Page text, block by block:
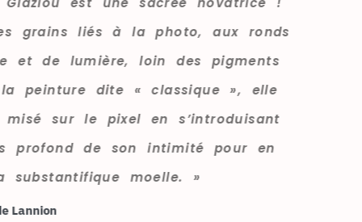
Loin des grains liés à la photo, aux ronds
d’ombre et de lumière, loin des pigments
liés à la peinture dite « classique », elle
a tout misé sur le pixel en s’introduisant
au plus profond de son intimité pour en
tirer sa substantifique moelle. »
Journal de Lannion